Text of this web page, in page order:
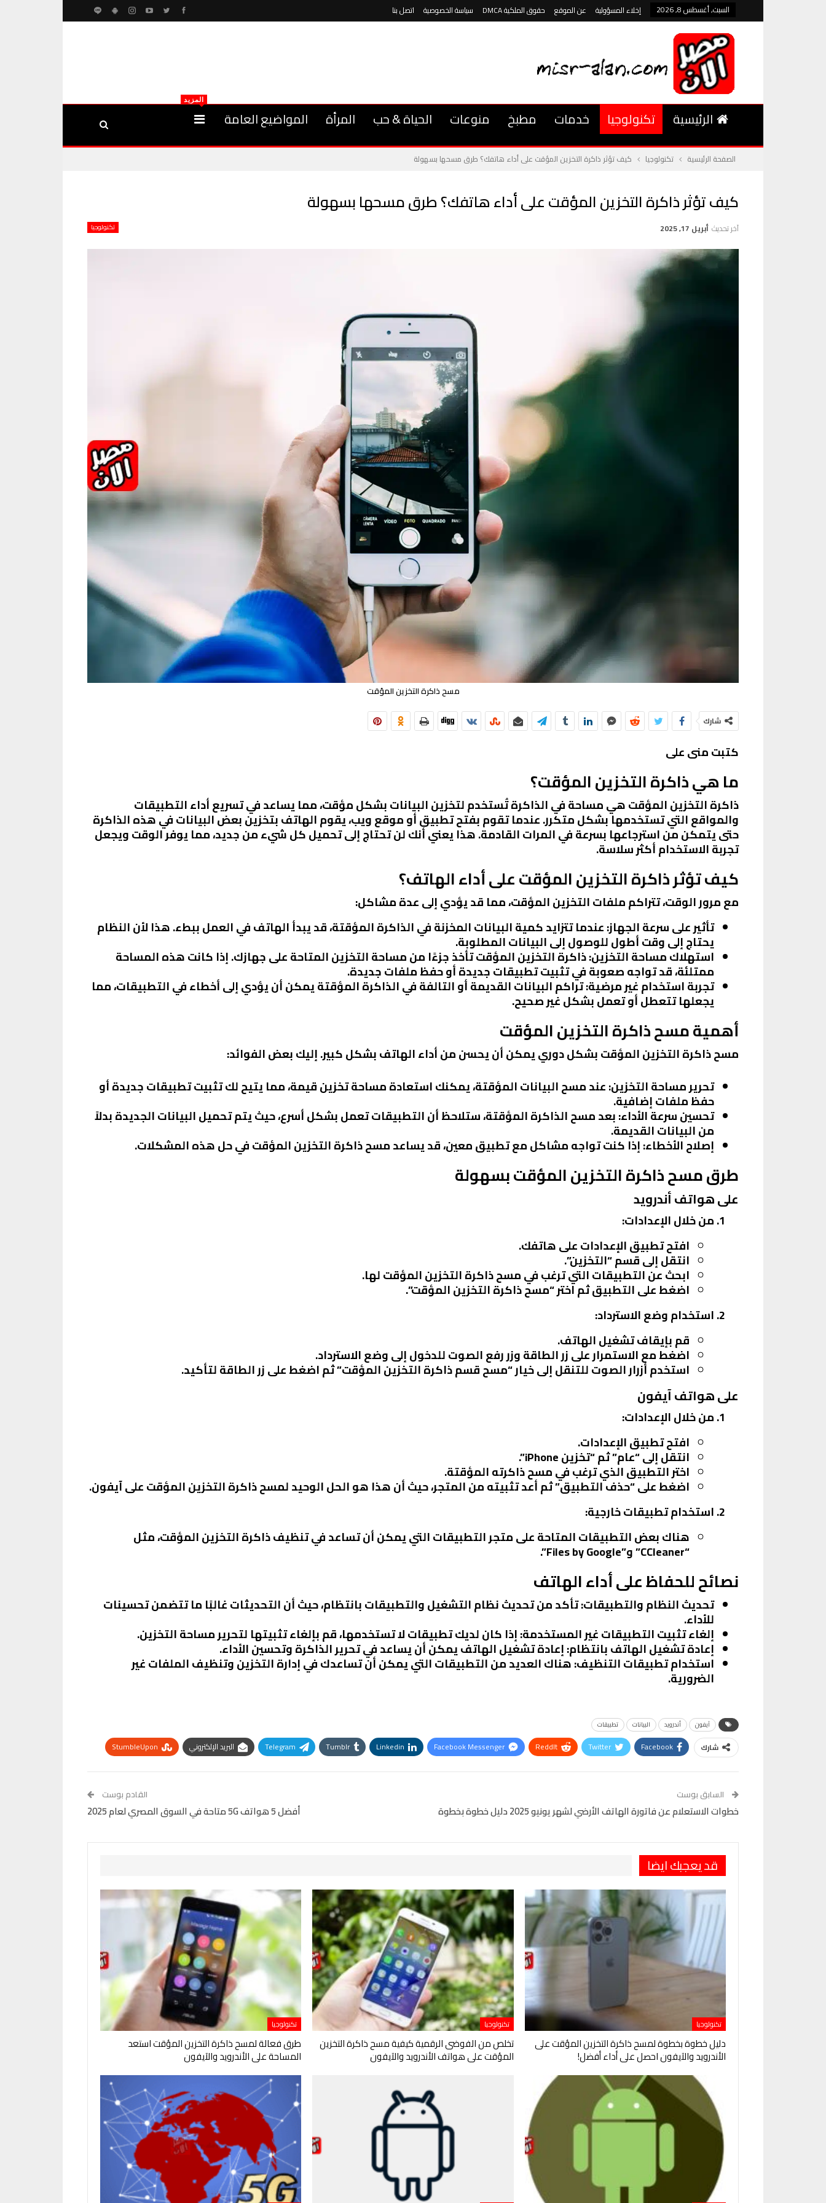
السبت, أغسطس 8, 2026 إخلاء المسؤولية عن الموقع حقوق الملكية DMCA سياسة الخصوصية اتصل بنا
الرئيسية تكنولوجيا خدمات مطبخ منوعات الحياة & حب المرأة المواضيع العامة
المزيد
الصفحة الرئيسية تكنولوجيا كيف تؤثر ذاكرة التخزين المؤقت على أداء هاتفك؟ طرق مسحها بسهولة
كيف تؤثر ذاكرة التخزين المؤقت على أداء هاتفك؟ طرق مسحها بسهولة
تكنولوجيا آخر تحديث أبريل 17, 2025
مسح ذاكرة التخزين المؤقت
شارك
كتبت منى على
ما هي ذاكرة التخزين المؤقت؟
ذاكرة التخزين المؤقت هي مساحة في الذاكرة تُستخدم لتخزين البيانات بشكل مؤقت، مما يساعد في تسريع أداء التطبيقات
والمواقع التي تستخدمها بشكل متكرر. عندما تقوم بفتح تطبيق أو موقع ويب، يقوم الهاتف بتخزين بعض البيانات في هذه الذاكرة
حتى يتمكن من استرجاعها بسرعة في المرات القادمة. هذا يعني أنك لن تحتاج إلى تحميل كل شيء من جديد، مما يوفر الوقت ويجعل
تجربة الاستخدام أكثر سلاسة.
كيف تؤثر ذاكرة التخزين المؤقت على أداء الهاتف؟
مع مرور الوقت، تتراكم ملفات التخزين المؤقت، مما قد يؤدي إلى عدة مشاكل:
تأثير على سرعة الجهاز: عندما تتزايد كمية البيانات المخزنة في الذاكرة المؤقتة، قد يبدأ الهاتف في العمل ببطء. هذا لأن النظام
يحتاج إلى وقت أطول للوصول إلى البيانات المطلوبة.
استهلاك مساحة التخزين: ذاكرة التخزين المؤقت تأخذ جزءًا من مساحة التخزين المتاحة على جهازك. إذا كانت هذه المساحة
ممتلئة، قد تواجه صعوبة في تثبيت تطبيقات جديدة أو حفظ ملفات جديدة.
تجربة استخدام غير مرضية: تراكم البيانات القديمة أو التالفة في الذاكرة المؤقتة يمكن أن يؤدي إلى أخطاء في التطبيقات، مما
يجعلها تتعطل أو تعمل بشكل غير صحيح.
أهمية مسح ذاكرة التخزين المؤقت
مسح ذاكرة التخزين المؤقت بشكل دوري يمكن أن يحسن من أداء الهاتف بشكل كبير. إليك بعض الفوائد:
تحرير مساحة التخزين: عند مسح البيانات المؤقتة، يمكنك استعادة مساحة تخزين قيمة، مما يتيح لك تثبيت تطبيقات جديدة أو
حفظ ملفات إضافية.
تحسين سرعة الأداء: بعد مسح الذاكرة المؤقتة، ستلاحظ أن التطبيقات تعمل بشكل أسرع، حيث يتم تحميل البيانات الجديدة بدلاً
من البيانات القديمة.
إصلاح الأخطاء: إذا كنت تواجه مشاكل مع تطبيق معين، قد يساعد مسح ذاكرة التخزين المؤقت في حل هذه المشكلات.
طرق مسح ذاكرة التخزين المؤقت بسهولة
على هواتف أندرويد
من خلال الإعدادات:
افتح تطبيق الإعدادات على هاتفك.
انتقل إلى قسم “التخزين”.
ابحث عن التطبيقات التي ترغب في مسح ذاكرة التخزين المؤقت لها.
اضغط على التطبيق ثم اختر “مسح ذاكرة التخزين المؤقت”.
استخدام وضع الاسترداد:
قم بإيقاف تشغيل الهاتف.
اضغط مع الاستمرار على زر الطاقة وزر رفع الصوت للدخول إلى وضع الاسترداد.
استخدم أزرار الصوت للتنقل إلى خيار “مسح قسم ذاكرة التخزين المؤقت” ثم اضغط على زر الطاقة لتأكيد.
على هواتف آيفون
من خلال الإعدادات:
افتح تطبيق الإعدادات.
انتقل إلى “عام” ثم “تخزين iPhone”.
اختر التطبيق الذي ترغب في مسح ذاكرته المؤقتة.
اضغط على “حذف التطبيق” ثم أعد تثبيته من المتجر، حيث أن هذا هو الحل الوحيد لمسح ذاكرة التخزين المؤقت على آيفون.
استخدام تطبيقات خارجية:
هناك بعض التطبيقات المتاحة على متجر التطبيقات التي يمكن أن تساعد في تنظيف ذاكرة التخزين المؤقت، مثل
“CCleaner” و”Files by Google”.
نصائح للحفاظ على أداء الهاتف
تحديث النظام والتطبيقات: تأكد من تحديث نظام التشغيل والتطبيقات بانتظام، حيث أن التحديثات غالبًا ما تتضمن تحسينات
للأداء.
إلغاء تثبيت التطبيقات غير المستخدمة: إذا كان لديك تطبيقات لا تستخدمها، قم بإلغاء تثبيتها لتحرير مساحة التخزين.
إعادة تشغيل الهاتف بانتظام: إعادة تشغيل الهاتف يمكن أن يساعد في تحرير الذاكرة وتحسين الأداء.
استخدام تطبيقات التنظيف: هناك العديد من التطبيقات التي يمكن أن تساعدك في إدارة التخزين وتنظيف الملفات غير
الضرورية.
آيفون أندرويد البيانات تطبيقات
شارك Facebook
Twitter
ReddIt
Facebook Messenger
Linkedin
Tumblr
Telegram البريد الإلكتروني
StumbleUpon
السابق بوست
خطوات الاستعلام عن فاتورة الهاتف الأرضي لشهر يونيو 2025 دليل خطوة بخطوة
القادم بوست
أفضل 5 هواتف 5G متاحة في السوق المصري لعام 2025
قد يعجبك ايضا
تكنولوجيا
دليل خطوة بخطوة لمسح ذاكرة التخزين المؤقت على
الأندرويد والآيفون احصل على أداء أفضل!
تكنولوجيا
تخلص من الفوضى الرقمية كيفية مسح ذاكرة التخزين
المؤقت على هواتف الأندرويد والآيفون
تكنولوجيا
طرق فعالة لمسح ذاكرة التخزين المؤقت استعد
المساحة على الأندرويد والآيفون